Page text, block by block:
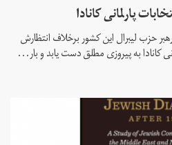
پارلمانی کانادا
حزب لیبرال این کشور برخلاف انتظارش
کانادا به پیروزی مطلق دست یابد و بار...